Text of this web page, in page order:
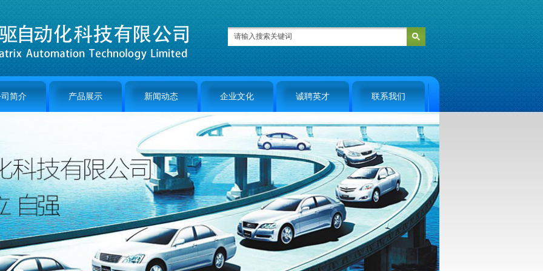
简介 产品展示 新闻动态 企业文化 诚聘英才 联系我们